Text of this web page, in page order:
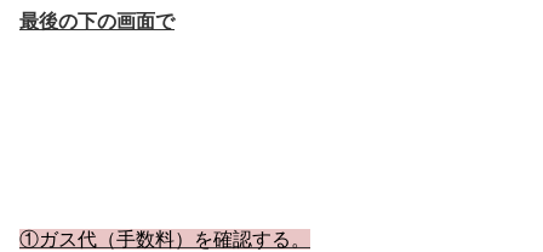
最後の下の画面で
①ガス代（手数料）を確認する。